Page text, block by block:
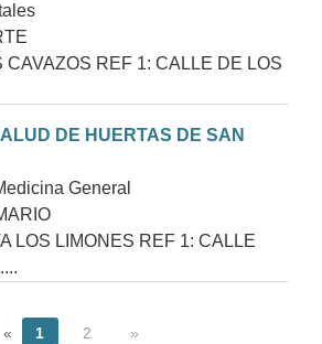
CAVAZOS REF 1: CALLE DE LOS
DE HUERTAS DE SAN
General
LOS LIMONES REF 1: CALLE
« 1 2 »